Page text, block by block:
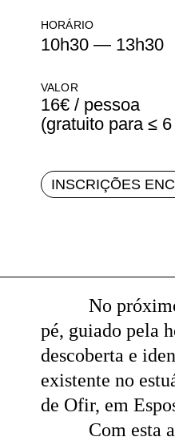
HORÁRIO
10h30 — 13h30
VALOR
16€ / pessoa
(gratuito para≤
INSCRIÇÕES
No
pé, guiado pela
descoberta e
existente no
de Ofir, em
Com esta